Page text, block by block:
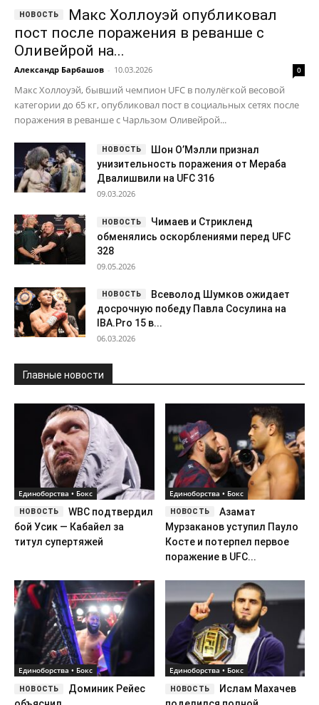
Макс Холлоуэй опубликовал
пост после поражения в реванше с
Оливейрой на...
Александр Барбашов - 10.03.2026 0
Макс Холлоуэй, бывший чемпион UFC в полулёгкой весовой
категории до 65 кг, опубликовал пост в социальных сетях после
поражения в реванше с Чарльзом Оливейрой...
Шон О’Мэлли признал
унизительность поражения от Мераба
Двалишвили на UFC 316
09.03.2026
Чимаев и Стрикленд
обменялись оскорблениями перед UFC
328
09.05.2026
Всеволод Шумков ожидает
досрочную победу Павла Сосулина на
IBA.Pro 15 в...
06.03.2026
Главные новости
Единоборства • Бокс
WBC подтвердил
бой Усик — Кабайел за
титул супертяжей
Единоборства • Бокс
Азамат
Мурзаканов уступил Пауло
Косте и потерпел первое
поражение в UFC...
Единоборства • Бокс
Доминик Рейес
Единоборства • Бокс
Ислам Махачев